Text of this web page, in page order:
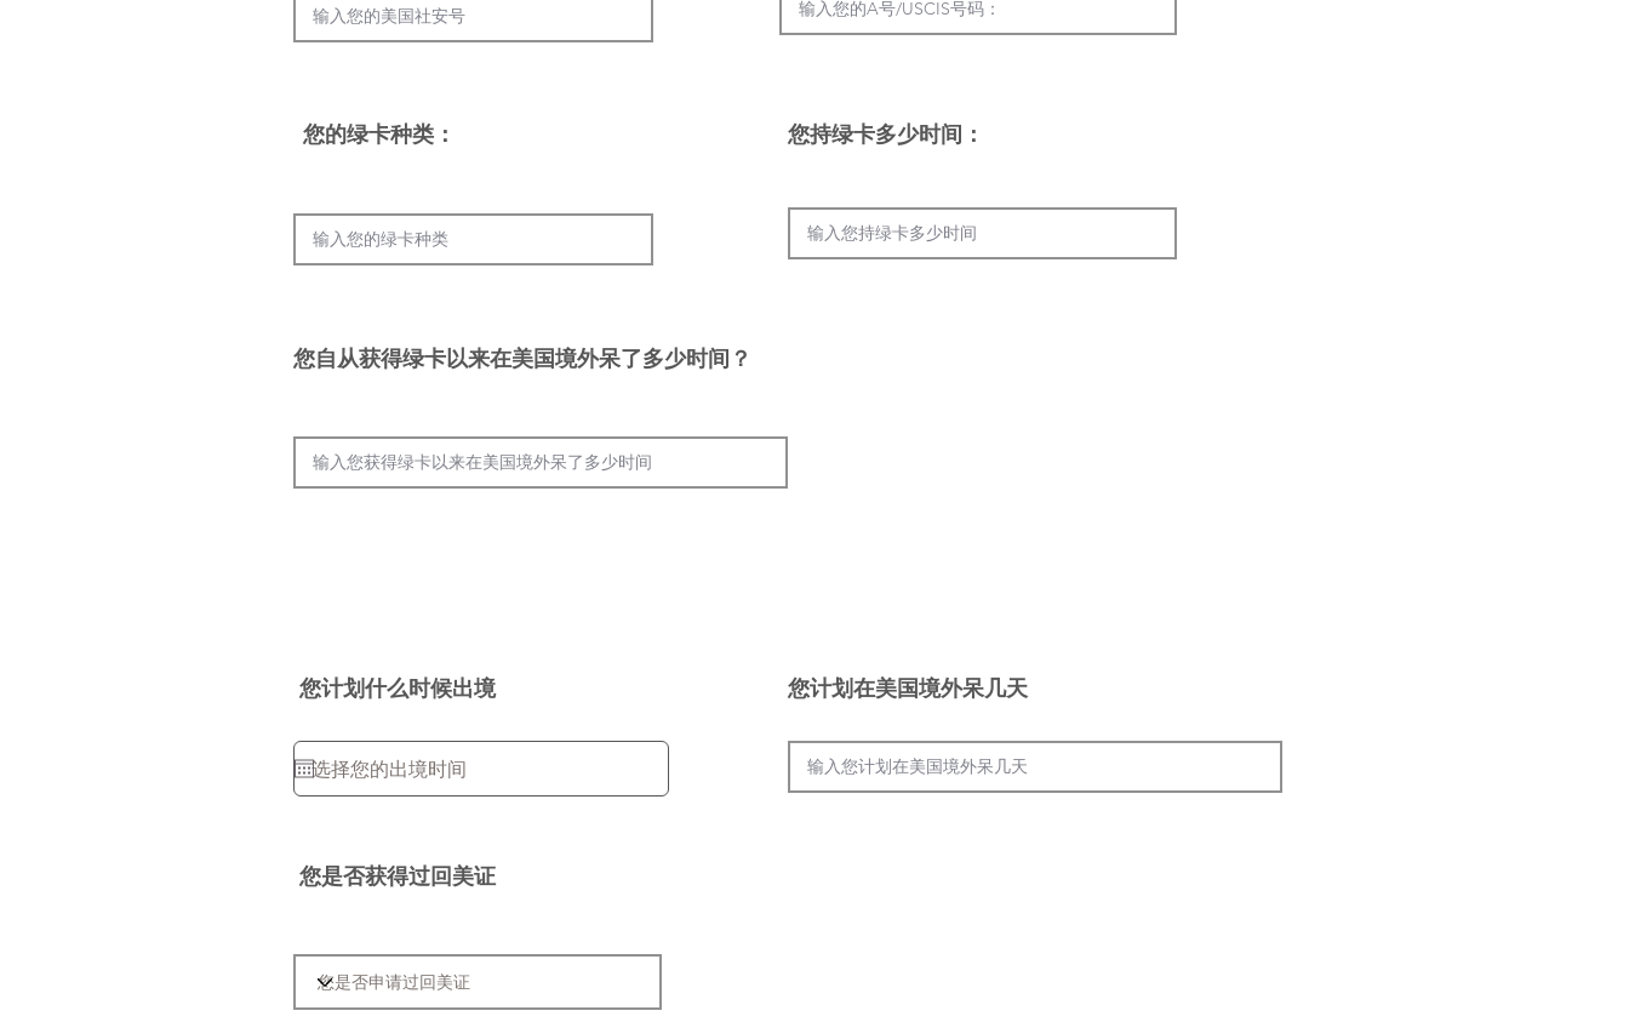
您的绿卡种类 ： 您持绿卡多少时间 ：
您自从获得绿卡以来在美国境外呆了多少时间？
您计划什么时候出境 您计划在美国境外呆几天
您是否获得过回美证